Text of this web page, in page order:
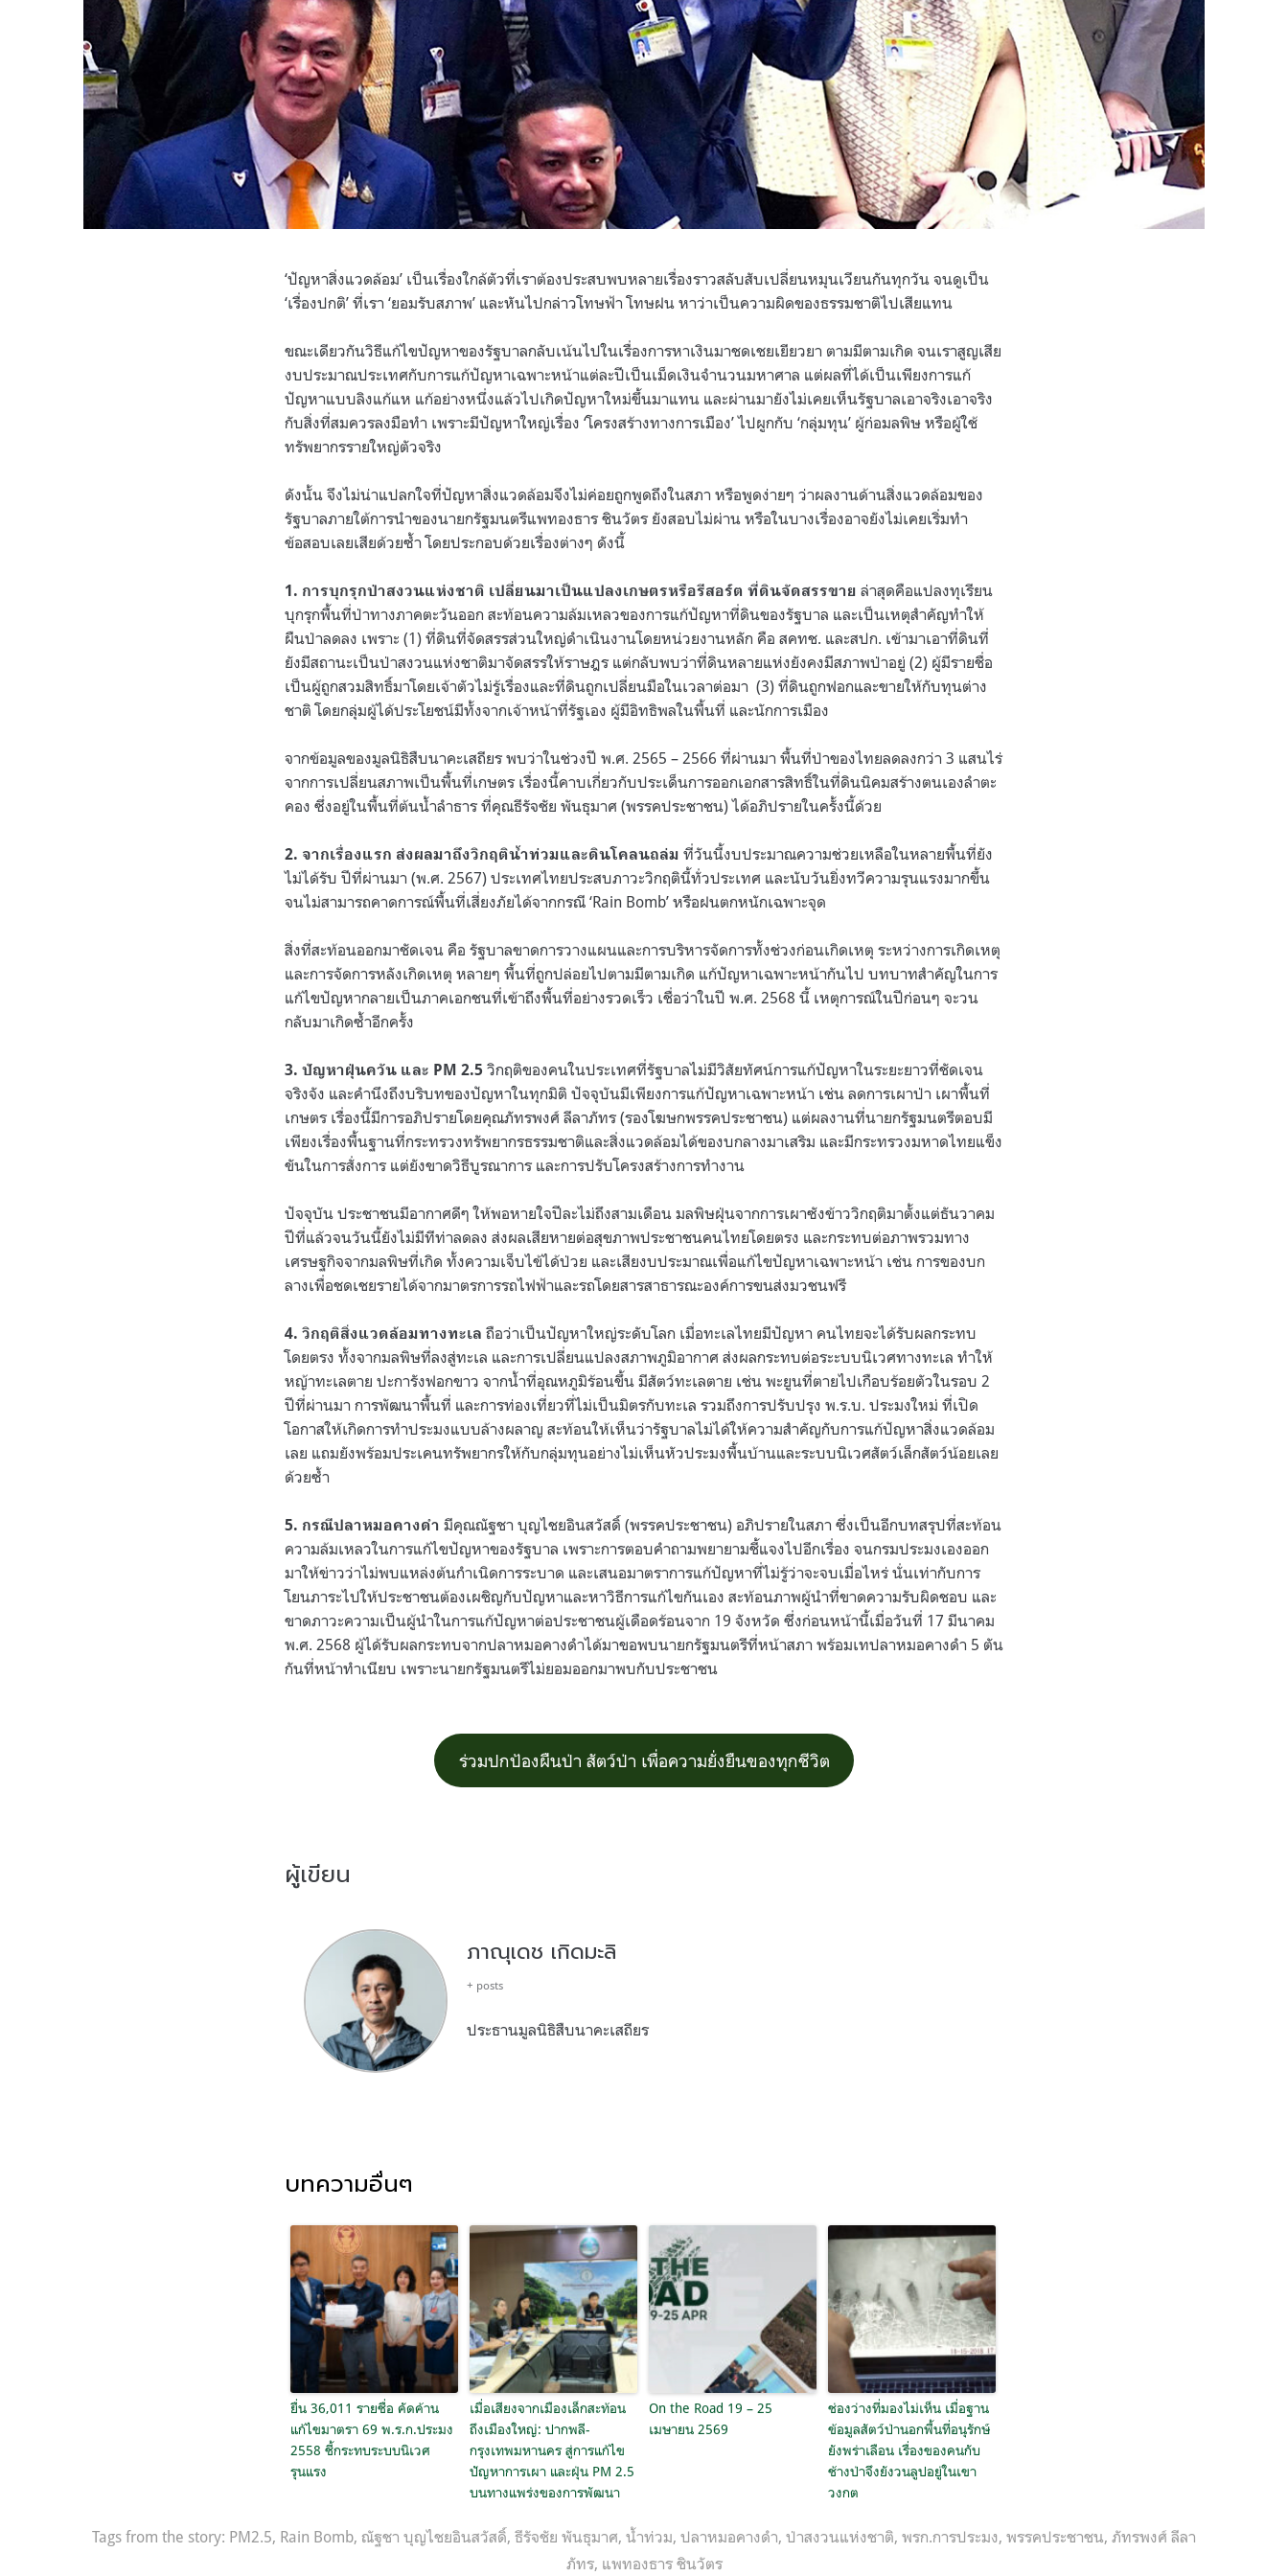
‘ปัญหาสิ่งแวดล้อม’ เป็นเรื่องใกล้ตัวที่เราต้องประสบพบหลายเรื่องราวสลับสับเปลี่ยนหมุนเวียนกันทุกวัน จนดูเป็น
‘เรื่องปกติ’ ที่เรา ‘ยอมรับสภาพ’ และหันไปกล่าวโทษฟ้า โทษฝน หาว่าเป็นความผิดของธรรมชาติไปเสียแทน
ขณะเดียวกันวิธีแก้ไขปัญหาของรัฐบาลกลับเน้นไปในเรื่องการหาเงินมาชดเชยเยียวยา ตามมีตามเกิด จนเราสูญเสีย
งบประมาณประเทศกับการแก้ปัญหาเฉพาะหน้าแต่ละปีเป็นเม็ดเงินจำนวนมหาศาล แต่ผลที่ได้เป็นเพียงการแก้
ปัญหาแบบลิงแก้แห แก้อย่างหนึ่งแล้วไปเกิดปัญหาใหม่ขึ้นมาแทน และผ่านมายังไม่เคยเห็นรัฐบาลเอาจริงเอาจริง
กับสิ่งที่สมควรลงมือทำ เพราะมีปัญหาใหญ่เรื่อง ‘โครงสร้างทางการเมือง’ ไปผูกกับ ‘กลุ่มทุน’ ผู้ก่อมลพิษ หรือผู้ใช้
ทรัพยากรรายใหญ่ตัวจริง
ดังนั้น จึงไม่น่าแปลกใจที่ปัญหาสิ่งแวดล้อมจึงไม่ค่อยถูกพูดถึงในสภา หรือพูดง่ายๆ ว่าผลงานด้านสิ่งแวดล้อมของ
รัฐบาลภายใต้การนำของนายกรัฐมนตรีแพทองธาร ชินวัตร ยังสอบไม่ผ่าน หรือในบางเรื่องอาจยังไม่เคยเริ่มทำ
ข้อสอบเลยเสียด้วยซ้ำ โดยประกอบด้วยเรื่องต่างๆ ดังนี้
1. การบุกรุกป่าสงวนแห่งชาติ เปลี่ยนมาเป็นแปลงเกษตรหรือรีสอร์ต ที่ดินจัดสรรขาย ล่าสุดคือแปลงทุเรียน
บุกรุกพื้นที่ป่าทางภาคตะวันออก สะท้อนความล้มเหลวของการแก้ปัญหาที่ดินของรัฐบาล และเป็นเหตุสำคัญทำให้
ผืนป่าลดลง เพราะ (1) ที่ดินที่จัดสรรส่วนใหญ่ดำเนินงานโดยหน่วยงานหลัก คือ สคทช. และสปก. เข้ามาเอาที่ดินที่
ยังมีสถานะเป็นป่าสงวนแห่งชาติมาจัดสรรให้ราษฎร แต่กลับพบว่าที่ดินหลายแห่งยังคงมีสภาพป่าอยู่ (2) ผู้มีรายชื่อ
เป็นผู้ถูกสวมสิทธิ์มาโดยเจ้าตัวไม่รู้เรื่องและที่ดินถูกเปลี่ยนมือในเวลาต่อมา (3) ที่ดินถูกฟอกและขายให้กับทุนต่าง
ชาติ โดยกลุ่มผู้ได้ประโยชน์มีทั้งจากเจ้าหน้าที่รัฐเอง ผู้มีอิทธิพลในพื้นที่ และนักการเมือง
จากข้อมูลของมูลนิธิสืบนาคะเสถียร พบว่าในช่วงปี พ.ศ. 2565 – 2566 ที่ผ่านมา พื้นที่ป่าของไทยลดลงกว่า 3 แสนไร่
จากการเปลี่ยนสภาพเป็นพื้นที่เกษตร เรื่องนี้คาบเกี่ยวกับประเด็นการออกเอกสารสิทธิ์ในที่ดินนิคมสร้างตนเองลำตะ
คอง ซึ่งอยู่ในพื้นที่ต้นน้ำลำธาร ที่คุณธีรัจชัย พันธุมาศ (พรรคประชาชน) ได้อภิปรายในครั้งนี้ด้วย
2. จากเรื่องแรก ส่งผลมาถึงวิกฤติน้ำท่วมและดินโคลนถล่ม ที่วันนี้งบประมาณความช่วยเหลือในหลายพื้นที่ยัง
ไม่ได้รับ ปีที่ผ่านมา (พ.ศ. 2567) ประเทศไทยประสบภาวะวิกฤตินี้ทั่วประเทศ และนับวันยิ่งทวีความรุนแรงมากขึ้น
จนไม่สามารถคาดการณ์พื้นที่เสี่ยงภัยได้จากกรณี ‘Rain Bomb’ หรือฝนตกหนักเฉพาะจุด
สิ่งที่สะท้อนออกมาชัดเจน คือ รัฐบาลขาดการวางแผนและการบริหารจัดการทั้งช่วงก่อนเกิดเหตุ ระหว่างการเกิดเหตุ
และการจัดการหลังเกิดเหตุ หลายๆ พื้นที่ถูกปล่อยไปตามมีตามเกิด แก้ปัญหาเฉพาะหน้ากันไป บทบาทสำคัญในการ
แก้ไขปัญหากลายเป็นภาคเอกชนที่เข้าถึงพื้นที่อย่างรวดเร็ว เชื่อว่าในปี พ.ศ. 2568 นี้ เหตุการณ์ในปีก่อนๆ จะวน
กลับมาเกิดซ้ำอีกครั้ง
3. ปัญหาฝุ่นควัน และ PM 2.5 วิกฤติของคนในประเทศที่รัฐบาลไม่มีวิสัยทัศน์การแก้ปัญหาในระยะยาวที่ชัดเจน
จริงจัง และคำนึงถึงบริบทของปัญหาในทุกมิติ ปัจจุบันมีเพียงการแก้ปัญหาเฉพาะหน้า เช่น ลดการเผาป่า เผาพื้นที่
เกษตร เรื่องนี้มีการอภิปรายโดยคุณภัทรพงศ์ ลีลาภัทร (รองโฆษกพรรคประชาชน) แต่ผลงานที่นายกรัฐมนตรีตอบมี
เพียงเรื่องพื้นฐานที่กระทรวงทรัพยากรธรรมชาติและสิ่งแวดล้อมได้ของบกลางมาเสริม และมีกระทรวงมหาดไทยแข็ง
ขันในการสั่งการ แต่ยังขาดวิธีบูรณาการ และการปรับโครงสร้างการทำงาน
ปัจจุบัน ประชาชนมีอากาศดีๆ ให้พอหายใจปีละไม่ถึงสามเดือน มลพิษฝุ่นจากการเผาซังข้าววิกฤติมาตั้งแต่ธันวาคม
ปีที่แล้วจนวันนี้ยังไม่มีทีท่าลดลง ส่งผลเสียหายต่อสุขภาพประชาชนคนไทยโดยตรง และกระทบต่อภาพรวมทาง
เศรษฐกิจจากมลพิษที่เกิด ทั้งความเจ็บไข้ได้ป่วย และเสียงบประมาณเพื่อแก้ไขปัญหาเฉพาะหน้า เช่น การของบก
ลางเพื่อชดเชยรายได้จากมาตรการรถไฟฟ้าและรถโดยสารสาธารณะองค์การขนส่งมวชนฟรี
4. วิกฤติสิ่งแวดล้อมทางทะเล ถือว่าเป็นปัญหาใหญ่ระดับโลก เมื่อทะเลไทยมีปัญหา คนไทยจะได้รับผลกระทบ
โดยตรง ทั้งจากมลพิษที่ลงสู่ทะเล และการเปลี่ยนแปลงสภาพภูมิอากาศ ส่งผลกระทบต่อระะบบนิเวศทางทะเล ทำให้
หญ้าทะเลตาย ปะการังฟอกขาว จากน้ำที่อุณหภูมิร้อนขึ้น มีสัตว์ทะเลตาย เช่น พะยูนที่ตายไปเกือบร้อยตัวในรอบ 2
ปีที่ผ่านมา การพัฒนาพื้นที่ และการท่องเที่ยวที่ไม่เป็นมิตรกับทะเล รวมถึงการปรับปรุง พ.ร.บ. ประมงใหม่ ที่เปิด
โอกาสให้เกิดการทำประมงแบบล้างผลาญ สะท้อนให้เห็นว่ารัฐบาลไม่ได้ให้ความสำคัญกับการแก้ปัญหาสิ่งแวดล้อม
เลย แถมยังพร้อมประเคนทรัพยากรให้กับกลุ่มทุนอย่างไม่เห็นหัวประมงพื้นบ้านและระบบนิเวศสัตว์เล็กสัตว์น้อยเลย
ด้วยซ้ำ
5. กรณีปลาหมอคางดำ มีคุณณัฐชา บุญไชยอินสวัสดิ์ (พรรคประชาชน) อภิปรายในสภา ซึ่งเป็นอีกบทสรุปที่สะท้อน
ความล้มเหลวในการแก้ไขปัญหาของรัฐบาล เพราะการตอบคำถามพยายามชี้แจงไปอีกเรื่อง จนกรมประมงเองออก
มาให้ข่าวว่าไม่พบแหล่งต้นกำเนิดการระบาด และเสนอมาตราการแก้ปัญหาที่ไม่รู้ว่าจะจบเมื่อไหร่ นั่นเท่ากับการ
โยนภาระไปให้ประชาชนต้องเผชิญกับปัญหาและหาวิธีการแก้ไขกันเอง สะท้อนภาพผู้นำที่ขาดความรับผิดชอบ และ
ขาดภาวะความเป็นผู้นำในการแก้ปัญหาต่อประชาชนผู้เดือดร้อนจาก 19 จังหวัด ซึ่งก่อนหน้านี้เมื่อวันที่ 17 มีนาคม
พ.ศ. 2568 ผู้ได้รับผลกระทบจากปลาหมอคางดำได้มาขอพบนายกรัฐมนตรีที่หน้าสภา พร้อมเทปลาหมอคางดำ 5 ตัน
กันที่หน้าทำเนียบ เพราะนายกรัฐมนตรีไม่ยอมออกมาพบกับประชาชน
ร่วมปกป้องผืนป่า สัตว์ป่า เพื่อความยั่งยืนของทุกชีวิต
ผู้เขียน
ภาณุเดช เกิดมะลิ
+ posts
ประธานมูลนิธิสืบนาคะเสถียร
บทความอื่นๆ
ยื่น 36,011 รายชื่อ คัดค้าน
แก้ไขมาตรา 69 พ.ร.ก.ประมง
2558 ชี้กระทบระบบนิเวศ
รุนแรง
เมื่อเสียงจากเมืองเล็กสะท้อน
ถึงเมืองใหญ่: ปากพลี-
กรุงเทพมหานคร สู่การแก้ไข
ปัญหาการเผา และฝุ่น PM 2.5
บนทางแพร่งของการพัฒนา
On the Road 19 – 25
เมษายน 2569
ช่องว่างที่มองไม่เห็น เมื่อฐาน
ข้อมูลสัตว์ป่านอกพื้นที่อนุรักษ์
ยังพร่าเลือน เรื่องของคนกับ
ช้างป่าจึงยังวนลูปอยู่ในเขา
วงกต
Tags from the story: PM2.5, Rain Bomb, ณัฐชา บุญไชยอินสวัสดิ์, ธีรัจชัย พันธุมาศ, น้ำท่วม, ปลาหมอคางดำ, ป่าสงวนแห่งชาติ, พรก.การประมง, พรรคประชาชน, ภัทรพงศ์ ลีลา
ภัทร, แพทองธาร ชินวัตร